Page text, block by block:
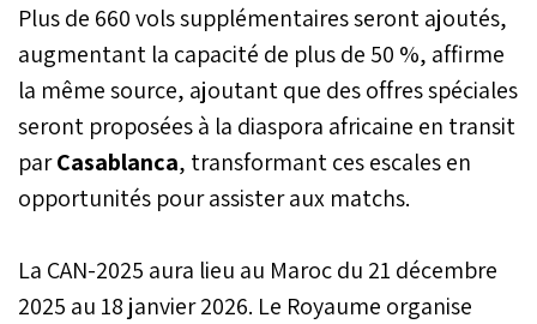
Plus de 660 vols supplémentaires seront ajoutés,
augmentant la capacité de plus de 50 %, affirme
la même source, ajoutant que des offres spéciales
seront proposées à la diaspora africaine en transit
parCasablanca, transformant ces escales en
opportunités pour assister aux matchs.
La CAN-2025 aura lieu au Maroc du 21 décembre
2025 au 18 janvier 2026. Le Royaume organise